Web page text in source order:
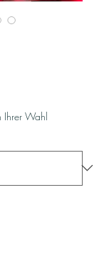
Ihrer Wahl